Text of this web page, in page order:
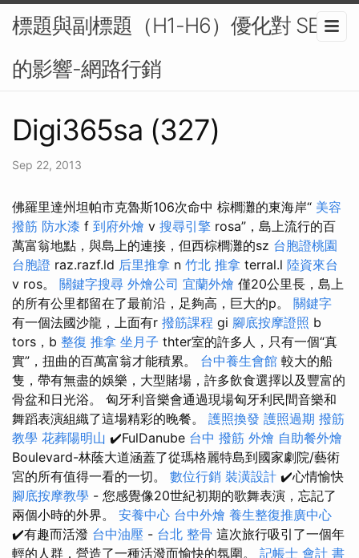
標題與副標題（H1-H6）優化對 SEO
的影響-網路行銷
Digi365sa (327)
Sep 22, 2013
佛羅里達州坦帕市克魯斯106次命中 棕櫚灘的東海岸“ 美容
撥筋 防水漆 f 到府外燴 v 搜尋引擎 rosa”，島上流行的百
萬富翁地點，與島上的連接，但西棕櫚灘的sz 台胞證桃園
台胞證 raz.razf.ld 后里推拿 n 竹北 推拿 terral.l 陸資來台
v ros。 關鍵字搜尋 外燴公司 宜蘭外燴 僅20公里長，島上
的所有公里都留在了最前沿，足夠高，巨大的p。 關鍵字
有一個法國沙龍，上面有r 撥筋課程 gi 腳底按摩證照 b
tors，b 整復 推拿 坐月子 thter室的許多人，只有一個“真
實”，扭曲的百萬富翁才能積累。 台中養生會館 較大的船
隻，帶有無盡的娛樂，大型賭場，許多飲食選擇以及豐富的
骨盆和日光浴。 匈牙利音樂會通過現場匈牙利民間音樂和
舞蹈表演組織了這場精彩的晚餐。 護照換發 護照過期 撥筋
教學 花葬陽明山 ✔️FulDanube 台中 撥筋 外燴 自助餐外燴
Boulevard-林蔭大道涵蓋了從瑪格麗特島到國家劇院/藝術
宮的所有值得一看的一切。 數位行銷 裝潢設計 ✔️心情愉快
腳底按摩教學 - 您感覺像20世紀初期的歌舞表演，忘記了
兩個小時的外界。 安養中心 台中外燴 養生整復推廣中心
✔️有趣而活潑 台中油壓 - 台北 整骨 這次旅行吸引了一個年
輕的人群，營造了一種活潑而愉快的氛圍。 記帳士 會計 書